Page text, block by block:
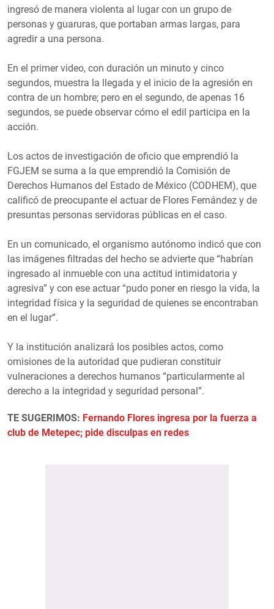
ingresó de manera violenta al lugar con un grupo de
personas y guaruras, que portaban armas largas, para
agredir a una persona.
En el primer video, con duración un minuto y cinco
segundos, muestra la llegada y el inicio de la agresión en
contra de un hombre; pero en el segundo, de apenas 16
segundos, se puede observar cómo el edil participa en la
acción.
Los actos de investigación de oficio que emprendió la
FGJEM se suma a la que emprendió la Comisión de
Derechos Humanos del Estado de México (CODHEM), que
calificó de preocupante el actuar de Flores Fernández y de
presuntas personas servidoras públicas en el caso.
En un comunicado, el organismo autónomo indicó que con
las imágenes filtradas del hecho se advierte que “habrían
ingresado al inmueble con una actitud intimidatoria y
agresiva” y con ese actuar “pudo poner en riesgo la vida, la
integridad física y la seguridad de quienes se encontraban
en el lugar”.
Y la institución analizará los posibles actos, como
omisiones de la autoridad que pudieran constituir
vulneraciones a derechos humanos “particularmente al
derecho a la integridad y seguridad personal”.
TE SUGERIMOS: Fernando Flores ingresa por la fuerza a
club de Metepec; pide disculpas en redes